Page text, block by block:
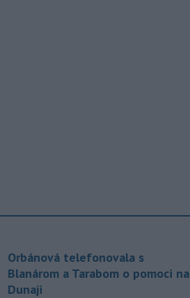
Orbánová telefonovala s
Blanárom a Tarabom o pomoci na
Dunaji